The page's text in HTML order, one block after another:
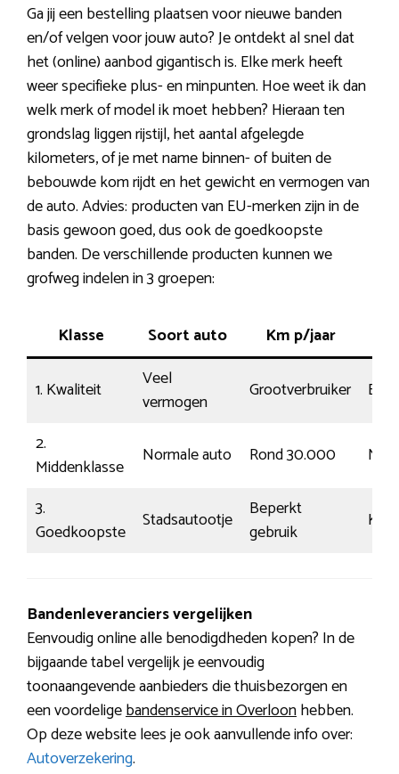
Ga jij een bestelling plaatsen voor nieuwe banden
en/of velgen voor jouw auto? Je ontdekt al snel dat
het (online) aanbod gigantisch is. Elke merk heeft
weer specifieke plus- en minpunten. Hoe weet ik dan
welk merk of model ik moet hebben? Hieraan ten
grondslag liggen rijstijl, het aantal afgelegde
kilometers, of je met name binnen- of buiten de
bebouwde kom rijdt en het gewicht en vermogen van
de auto. Advies: producten van EU-merken zijn in de
basis gewoon goed, dus ook de goedkoopste
banden. De verschillende producten kunnen we
grofweg indelen in 3 groepen:
Klasse Soort auto Km p/jaar
1. Kwaliteit
Veel
vermogen
Grootverbruiker
2.
Middenklasse
Normale auto Rond 30.000
3.
Goedkoopste
Stadsautootje
Beperkt
gebruik
Bandenleveranciers vergelijken
Eenvoudig online alle benodigdheden kopen? In de
bijgaande tabel vergelijk je eenvoudig
toonaangevende aanbieders die thuisbezorgen en
een voordeligebandenservice in Overloonhebben.
Op deze website lees je ook aanvullende info over:
Autoverzekering.